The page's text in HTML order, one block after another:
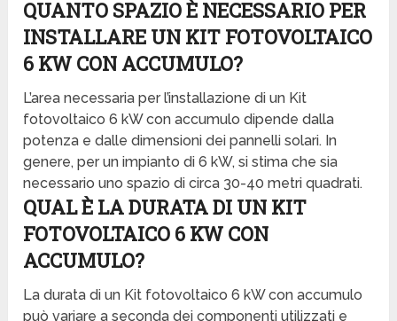
QUANTO SPAZIO È NECESSARIO PER
INSTALLARE UN KIT FOTOVOLTAICO
6 KW CON ACCUMULO?
L’area necessaria per l’installazione di un Kit
fotovoltaico 6 kW con accumulo dipende dalla
potenza e dalle dimensioni dei pannelli solari. In
genere, per un impianto di 6 kW, si stima che sia
necessario uno spazio di circa 30-40 metri quadrati.
QUAL È LA DURATA DI UN KIT
FOTOVOLTAICO 6 KW CON
ACCUMULO?
La durata di un Kit fotovoltaico 6 kW con accumulo
può variare a seconda dei componenti utilizzati e